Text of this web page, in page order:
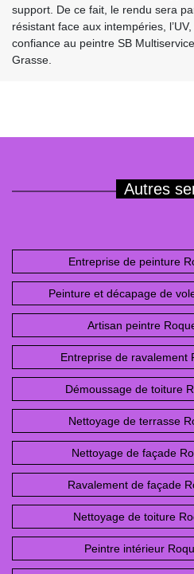
support. De ce fait, le rendu sera
résistant face aux intempéries,
confiance au peintre SB
Grasse.
Autres
Entreprise de peinture
Peinture et décapage de
Artisan peintre
Entreprise de ravalement
Démoussage de toiture
Nettoyage de terrasse
Nettoyage de façade
Ravalement de façade
Nettoyage de toiture
Peintre intérieur